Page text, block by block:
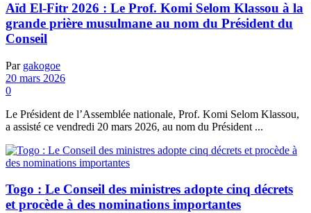
Aïd El-Fitr 2026 : Le Prof. Komi Selom Klassou à la
grande prière musulmane au nom du Président du
Conseil
Par gakogoe
20 mars 2026
0
Le Président de l’Assemblée nationale, Prof. Komi Selom Klassou,
a assisté ce vendredi 20 mars 2026, au nom du Président ...
Togo : Le Conseil des ministres adopte cinq décrets
et procède à des nominations importantes